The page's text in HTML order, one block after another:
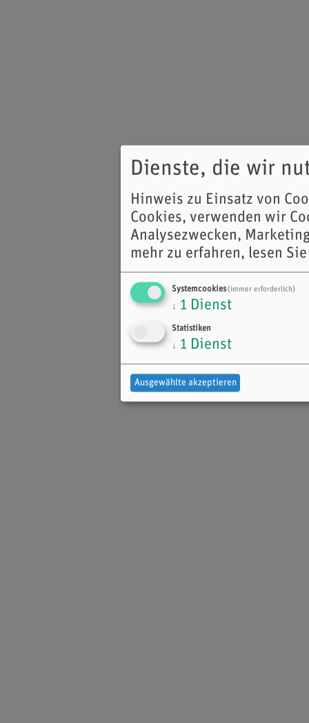
Dienste, die wir
Hinweis zu Einsatz von
Cookies, verwenden wir
Analysezwecken,
mehr zu erfahren, lesen
Systemcookies(immer erforderlich)
↓ 1 Dienst
Statistiken
↓ 1 Dienst
Ausgewählte akzeptieren